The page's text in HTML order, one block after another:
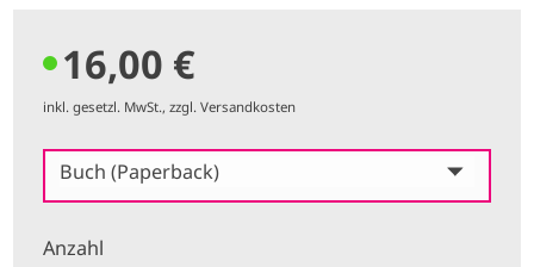
16,00 €
inkl. gesetzl. MwSt., zzgl. Versandkosten
Buch (Paperback)
Anzahl